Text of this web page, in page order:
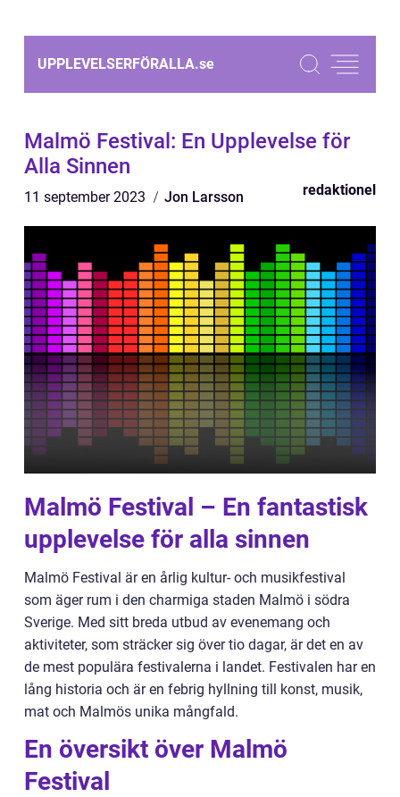
UPPLEVELSERFÖRALLA.se
Malmö Festival: En Upplevelse för
Alla Sinnen
11 september 2023 Jon Larsson redaktionel
Malmö Festival – En fantastisk
upplevelse för alla sinnen
Malmö Festival är en årlig kultur- och musikfestival
som äger rum i den charmiga staden Malmö i södra
Sverige. Med sitt breda utbud av evenemang och
aktiviteter, som sträcker sig över tio dagar, är det en av
de mest populära festivalerna i landet. Festivalen har en
lång historia och är en febrig hyllning till konst, musik,
mat och Malmös unika mångfald.
En översikt över Malmö
Festival